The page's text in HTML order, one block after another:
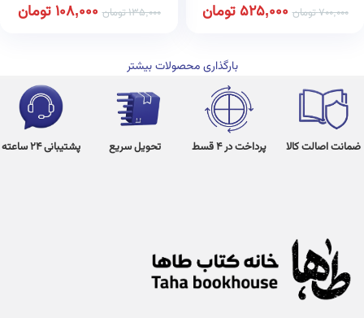
700,000تومان 525,000 تومان 135,000تومان 108,000تومان
بارگذاری محصولات بیشتر
ضمانت اصالت کالا پرداخت در 4 قسط تحویل سریع پشتیبانی 24 ساعته